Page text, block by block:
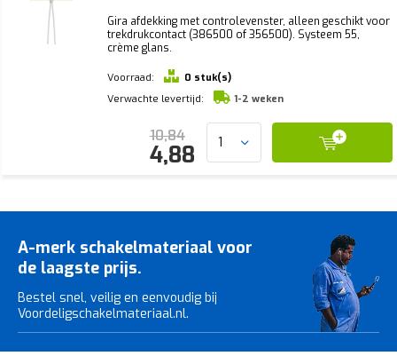
Gira afdekking met controlevenster, alleen geschikt voor
trekdrukcontact (386500 of 356500). Systeem 55,
crème glans.
Voorraad:
0 stuk(s)
Verwachte levertijd:
1-2 weken
10,84
4,88
A-merk schakelmateriaal voor
de laagste prijs.
Bestel snel, veilig en eenvoudig bij
Voordeligschakelmateriaal.nl.